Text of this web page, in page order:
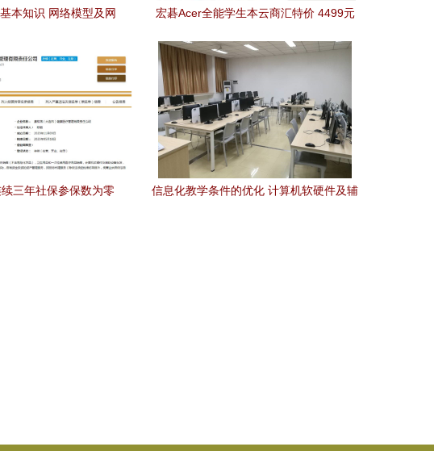
本知识 网络模型及网
宏碁Acer全能学生本云商汇特价 4499元
习新时代
三年社保参保数为零
信息化教学条件的优化 计算机软硬件及辅